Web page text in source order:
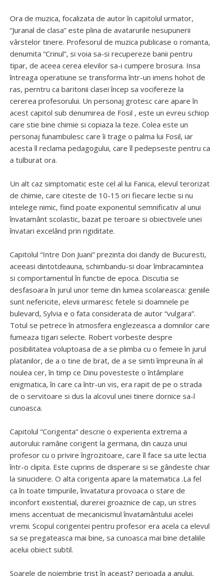
Ora de muzica, focalizata de autor în capitolul urmator,
“Juranal de clasa” este plina de avatarurile nesupunerii
vârstelor tinere. Profesorul de muzica publicase o romanta,
denumita “Crinul”, si voia sa-si recupereze banii pentru
tipar, de aceea cerea elevilor sa-i cumpere brosura. Insa
întreaga operatiune se transforma într-un imens hohot de
ras, perntru ca baritonii clasei încep sa vocifereze la
cererea profesorului. Un personaj grotesc care apare în
acest capitol sub denumirea de Fosil , este un evreu schiop
care stie bine chimie si copiaza la teze. Colea este un
personaj funambulesc care îi trage o palma lui Fosil, iar
acesta îl reclama pedagogului, care îl pedepseste pentru ca
a tulburat ora.
Un alt caz simptomatic este cel al lui Fanica, elevul terorizat
de chimie, care citeste de 10-15 ori fiecare lectie si nu
intelege nimic, fiind poate exponentul semnificativ al unui
învatamânt scolastic, bazat pe teroare si obiectivele unei
învatari excelând prin rigiditate.
Capitolul “Intre Don Juani” prezinta doi dandy de Bucuresti,
aceeasi dintotdeauna, schimbandu-si doar îmbracamintea
si comportamentul în functie de epoca. Discutia se
desfasoara în jurul unor teme din lumea scolareasca: geniile
sunt nefericite, elevii urmaresc fetele si doamnele pe
bulevard, Sylvia e o fata considerata de autor “vulgara”.
Totul se petrece în atmosfera englezeasca a domnilor care
fumeaza tigari selecte. Robert vorbeste despre
posibilitatea voluptoasa de a se plimba cu o femeie în jurul
platanilor, de a o tine de brat, de a se simti împreuna în al
noulea cer, în timp ce Dinu povesteste o întâmplare
enigmatica, în care ca într-un vis, era rapit de pe o strada
de o servitoare si dus la alcovul unei tinere dornice sa-l
cunoasca.
Capitolul “Corigenta” descrie o experienta extrema a
autorului: ramâne corigent la germana, din cauza unui
profesor cu o privire îngrozitoare, care îl face sa uite lectia
într-o clipita. Este cuprins de disperare si se gândeste chiar
la sinucidere. O alta corigenta apare la matematica .La fel
ca în toate timpurile, învatatura provoaca o stare de
inconfort existential, durerei groaznice de cap, un stres
imens accentuat de mecanicismul învatamântului acelei
vremi. Scopul corigentei pentru profesor era acela ca elevul
sa se pregateasca mai bine, sa cunoasca mai bine detaliile
acelui obiect subtil.
Soarele de noiembrie trist în aceast? perioada a anului,